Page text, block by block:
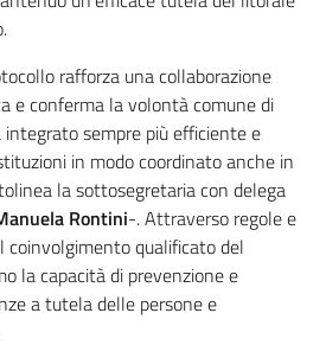
rafforza una collaborazione
e conferma la volontà comune di
sempre più efficiente e
in modo coordinato anche in
la sottosegretaria con delega
Rontini-. Attraverso regole e
coinvolgimento qualificato del
la capacità di prevenzione e
a tutela delle persone e